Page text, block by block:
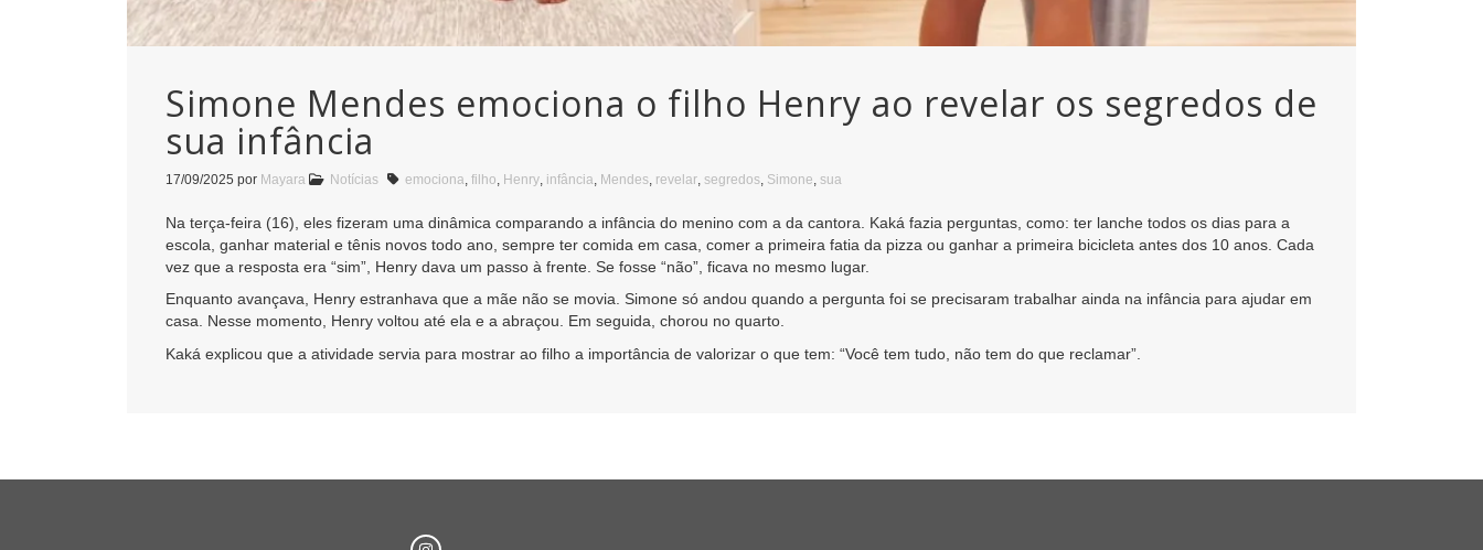
Simone Mendes emociona o filho Henry ao revelar os segredos de
sua infância
17/09/2025 por Mayara Notícias emociona, filho, Henry, infância, Mendes, revelar, segredos, Simone, sua
Na terça-feira (16), eles fizeram uma dinâmica comparando a infância do menino com a da cantora. Kaká fazia perguntas, como: ter lanche todos os dias para a
escola, ganhar material e tênis novos todo ano, sempre ter comida em casa, comer a primeira fatia da pizza ou ganhar a primeira bicicleta antes dos 10 anos. Cada
vez que a resposta era “sim”, Henry dava um passo à frente. Se fosse “não”, ficava no mesmo lugar.
Enquanto avançava, Henry estranhava que a mãe não se movia. Simone só andou quando a pergunta foi se precisaram trabalhar ainda na infância para ajudar em
casa. Nesse momento, Henry voltou até ela e a abraçou. Em seguida, chorou no quarto.
Kaká explicou que a atividade servia para mostrar ao filho a importância de valorizar o que tem: “Você tem tudo, não tem do que reclamar”.